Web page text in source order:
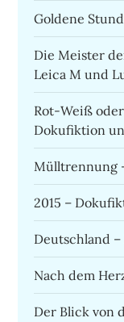
Goldene
Die Meister
Leica M und
Rot-Weiß
Dokufiktion
Mülltrennung
2015 –
Deutschland
Nach dem
Der Blick von